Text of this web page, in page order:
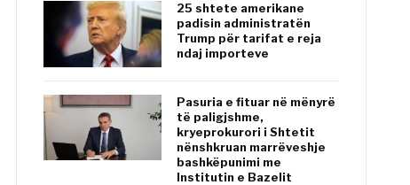
25 shtete amerikane
padisin administratën
Trump për tarifat e reja
ndaj importeve
Pasuria e fituar në mënyrë
të paligjshme,
kryeprokurori i Shtetit
nënshkruan marrëveshje
bashkëpunimi me
Institutin e Bazelit